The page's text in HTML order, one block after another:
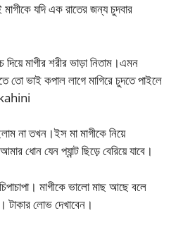
যদি এক রাতের জন্য চুদবার
মাগীর শরীর ভাড়া নিতাম।এমন
তো ভাই কপাল লাগে মাগিরে চুদতে পাইলে
kahini
না তখন।ইস মা মাগীকে নিয়ে
ধোন যেন প্যান্ট ছিড়ে বেরিয়ে যাবে।
মাগীকে ভালো মাছ আছে বলে
টাকার লোভ দেখাবেন।